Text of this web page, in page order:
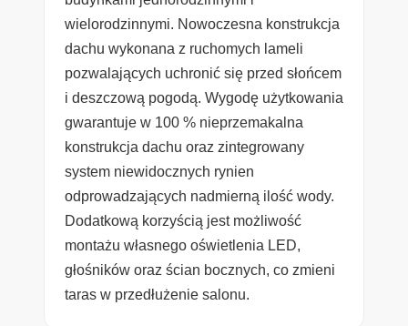
wielorodzinnymi. Nowoczesna konstrukcja
dachu wykonana z ruchomych lameli
pozwalających uchronić się przed słońcem
i deszczową pogodą. Wygodę użytkowania
gwarantuje w 100 % nieprzemakalna
konstrukcja dachu oraz zintegrowany
system niewidocznych rynien
odprowadzających nadmierną ilość wody.
Dodatkową korzyścią jest możliwość
montażu własnego oświetlenia LED,
głośników oraz ścian bocznych, co zmieni
taras w przedłużenie salonu.